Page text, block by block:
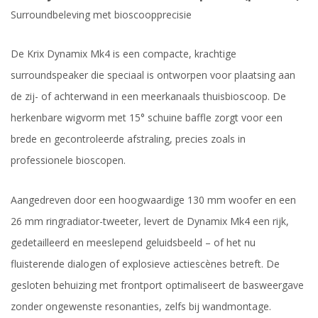
Surroundbeleving met bioscoopprecisie
De Krix Dynamix Mk4 is een compacte, krachtige
surroundspeaker die speciaal is ontworpen voor plaatsing aan
de zij- of achterwand in een meerkanaals thuisbioscoop. De
herkenbare wigvorm met 15° schuine baffle zorgt voor een
brede en gecontroleerde afstraling, precies zoals in
professionele bioscopen.
Aangedreven door een hoogwaardige 130 mm woofer en een
26 mm ringradiator-tweeter, levert de Dynamix Mk4 een rijk,
gedetailleerd en meeslepend geluidsbeeld – of het nu
fluisterende dialogen of explosieve actiescènes betreft. De
gesloten behuizing met frontport optimaliseert de basweergave
zonder ongewenste resonanties, zelfs bij wandmontage.